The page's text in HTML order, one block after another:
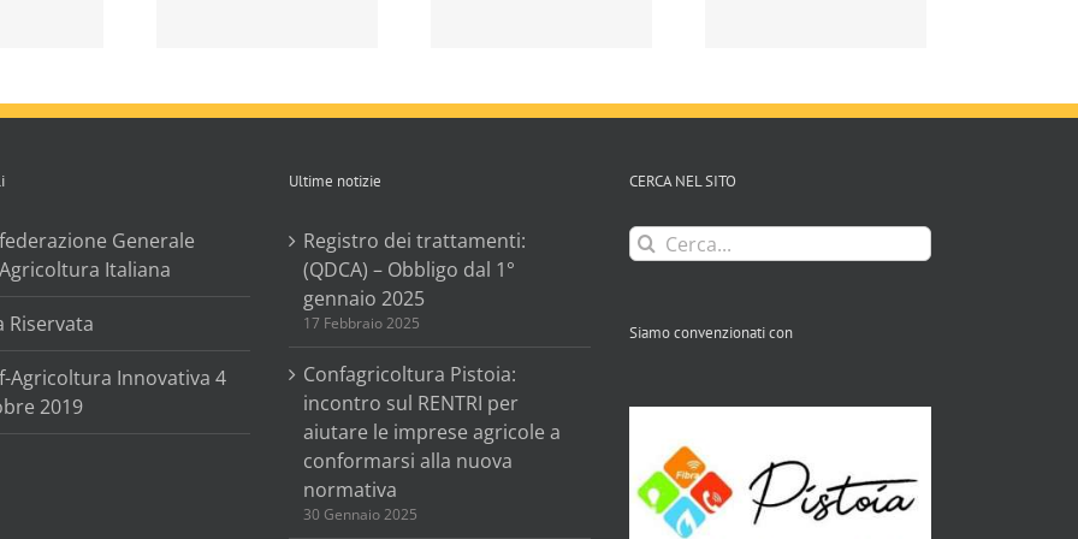
Generale
Italiana
Riservata
Agricoltura Innovativa 4
2019
Ultime notizie
Registro dei trattamenti:
(QDCA) – Obbligo dal 1°
gennaio 2025
17 Febbraio 2025
Confagricoltura Pistoia:
incontro sul RENTRI per
aiutare le imprese agricole a
conformarsi alla nuova
normativa
30 Gennaio 2025
CERCA NEL SITO
Cerca
per:
Siamo convenzionati con